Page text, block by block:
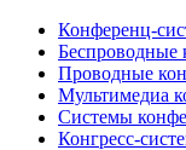
Конференц-
Беспроводные
Проводные
Мультимедиа
Системы
Конгресс-